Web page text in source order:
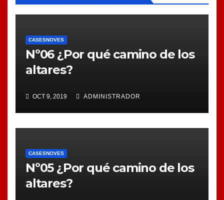
CASESNOVES
Nº06 ¿Por qué camino de los
altares?
OCT 9, 2019 ADMINISTRADOR
CASESNOVES
Nº05 ¿Por qué camino de los
altares?